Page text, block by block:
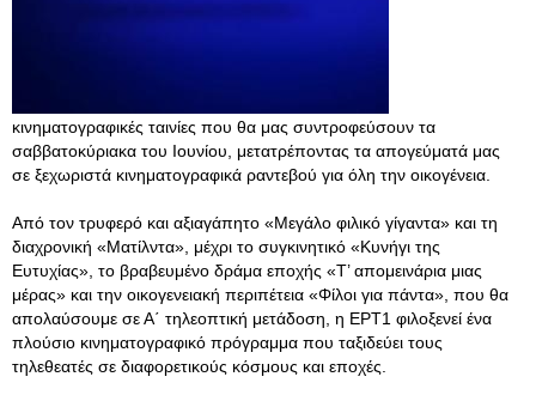
κινηματογραφικές ταινίες που θα μας συντροφεύσουν τα
σαββατοκύριακα του Ιουνίου, μετατρέποντας τα απογεύματά μας
σε ξεχωριστά κινηματογραφικά ραντεβού για όλη την οικογένεια.
Από τον τρυφερό και αξιαγάπητο «Μεγάλο φιλικό γίγαντα» και τη
διαχρονική «Ματίλντα», μέχρι το συγκινητικό «Κυνήγι της
Ευτυχίας», το βραβευμένο δράμα εποχής «Τ’ απομεινάρια μιας
μέρας» και την οικογενειακή περιπέτεια «Φίλοι για πάντα», που θα
απολαύσουμε σε Α΄ τηλεοπτική μετάδοση, η ΕΡΤ1 φιλοξενεί ένα
πλούσιο κινηματογραφικό πρόγραμμα που ταξιδεύει τους
τηλεθεατές σε διαφορετικούς κόσμους και εποχές.